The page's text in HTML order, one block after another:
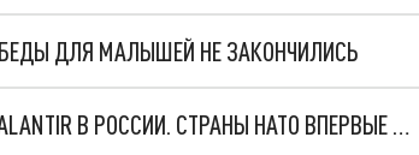
ДЛЯ МАЛЫШЕЙ НЕ ЗАКОНЧИЛИСЬ
"ОЧЕНЬ ПЛОХИЕ НОВОСТИ": БОЛЬШАЯ ОШИБКА PALANTIR В РОССИИ. СТРАНЫ НАТО ВПЕРВЫЕ ЗА СВО ОСТАНОВИЛИ ПОСТАВКИ ОРУЖИЯ. ВСУ ТЕРЯЮТ ПРИГРАНИЧЬЕ?